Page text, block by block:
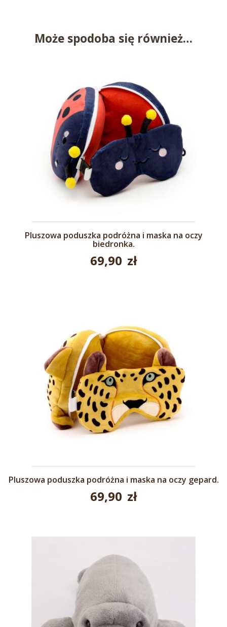
Może spodoba się również…
Pluszowa poduszka podróżna i maska na oczy
biedronka.
69,90 zł
Pluszowa poduszka podróżna i maska na oczy gepard.
69,90 zł